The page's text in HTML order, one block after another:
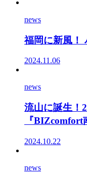
news
福岡に新風！
2024.11.06
news
流山に誕生！
『BIZcomfort
2024.10.22
news